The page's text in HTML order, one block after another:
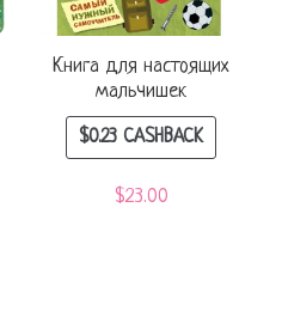
Книга для настоящих
мальчишек
$0.23 CASHBACK
$23.00